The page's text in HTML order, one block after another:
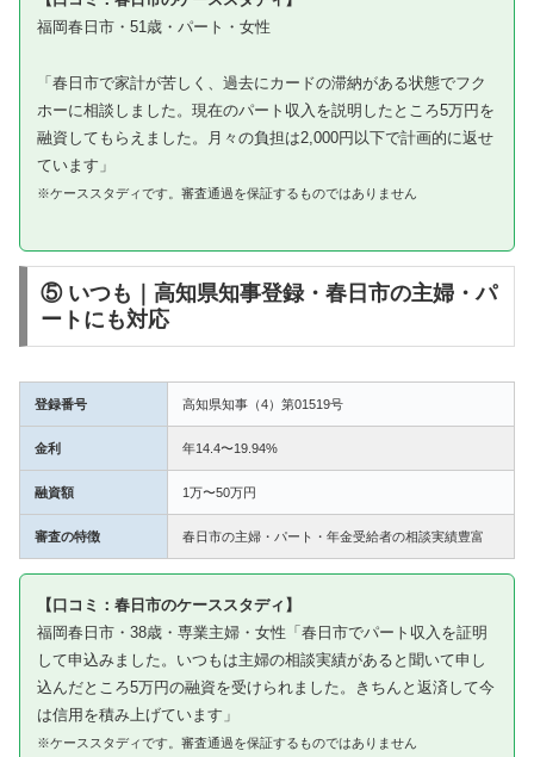
福岡春日市・51歳・パート・女性
「春日市で家計が苦しく、過去にカードの滞納がある状態でフク
ホーに相談しました。現在のパート収入を説明したところ5万円を
融資してもらえました。月々の負担は2,000円以下で計画的に返せ
ています」
※ケーススタディです。審査通過を保証するものではありません
⑤ いつも｜高知県知事登録・春日市の主婦・パ
ートにも対応
登録番号 高知県知事（4）第01519号
金利 年14.4〜19.94%
融資額 1万〜50万円
審査の特徴 春日市の主婦・パート・年金受給者の相談実績豊富
【口コミ：春日市のケーススタディ】
福岡春日市・38歳・専業主婦・女性「春日市でパート収入を証明
して申込みました。いつもは主婦の相談実績があると聞いて申し
込んだところ5万円の融資を受けられました。きちんと返済して今
は信用を積み上げています」
※ケーススタディです。審査通過を保証するものではありません